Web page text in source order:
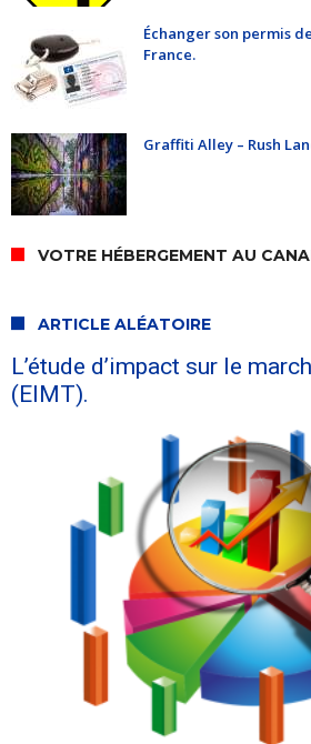
Échanger son permis
France.
Graffiti Alley – Rush
VOTRE HÉBERGEMENT AU
ARTICLE ALÉATOIRE
L’étude d’impact sur le
(EIMT).